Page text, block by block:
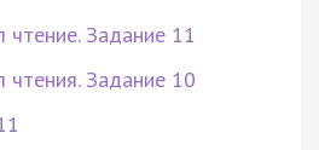
чтение. Задание 11
чтения. Задание 10